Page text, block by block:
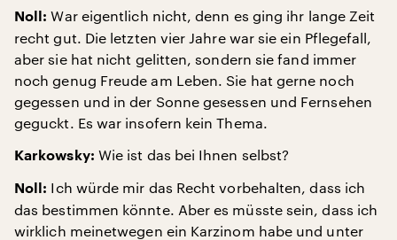
Noll: War eigentlich nicht, denn es ging ihr lange Zeit
recht gut. Die letzten vier Jahre war sie ein Pflegefall,
aber sie hat nicht gelitten, sondern sie fand immer
noch genug Freude am Leben. Sie hat gerne noch
gegessen und in der Sonne gesessen und Fernsehen
geguckt. Es war insofern kein Thema.
Karkowsky: Wie ist das bei Ihnen selbst?
Noll: Ich würde mir das Recht vorbehalten, dass ich
das bestimmen könnte. Aber es müsste sein, dass ich
wirklich meinetwegen ein Karzinom habe und unter